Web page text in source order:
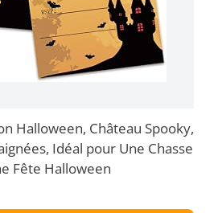
Halloween, Château Spooky,
Idéal pour Une Chasse
Fête Halloween